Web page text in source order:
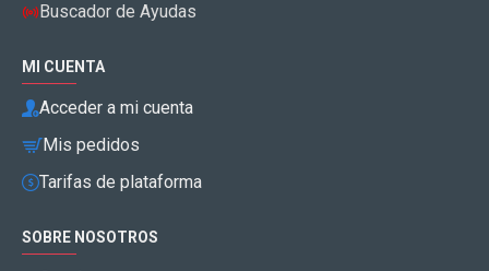
Buscador de Ayudas
MI CUENTA
Acceder a mi cuenta
Mis pedidos
Tarifas de plataforma
SOBRE NOSOTROS